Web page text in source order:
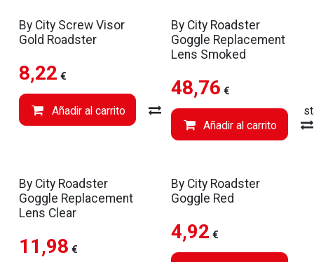
En Tienda
By City Screw Visor
Gold Roadster
8,22 €
Añadir al carrito Compare Añadir a
By City Roadster
Goggle Replacement
Lens Smoked
48,76 €
Añadir al carrito
By City Roadster
Goggle Replacement
Lens Clear
11,98 €
By City Roadster
Goggle Red
4,92 €